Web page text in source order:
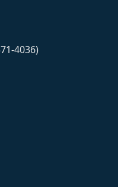
4036)